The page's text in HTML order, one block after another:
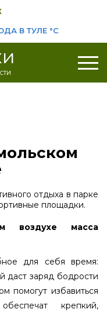
В ТУЛЕ °C
отдыха в парке
площадки.
воздухе масса
для себя время:
даст заряд бодрости
помогут избавиться
крепкий,